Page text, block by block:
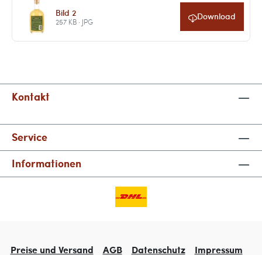
Bild 2
257 KB · JPG Download
Kontakt
Service
Informationen
Preise und Versand AGB Datenschutz Impressum